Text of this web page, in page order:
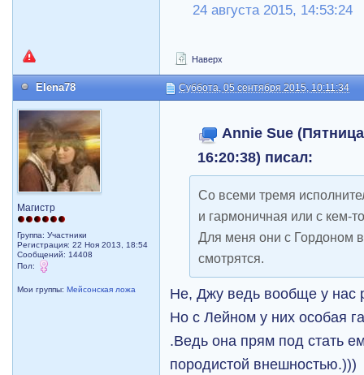
24 августа 2015, 14:53:24
Наверх
Elena78 Суббота, 05 сентября 2015, 10:11:34
Магистр
Группа: Участники
Регистрация: 22 Ноя 2013, 18:54
Сообщений: 14408
Пол:
Мои группы:Мейсонская ложа
Annie Sue
16:20:38) писал:
Со всеми тремя
и гармоничная или с кем-
Для меня они с Гордоном
смотрятся.
Не, Джу ведь вообще у нас
Но с Лейном у них особая
.Ведь она прям под стать
породистой внешностью.)))